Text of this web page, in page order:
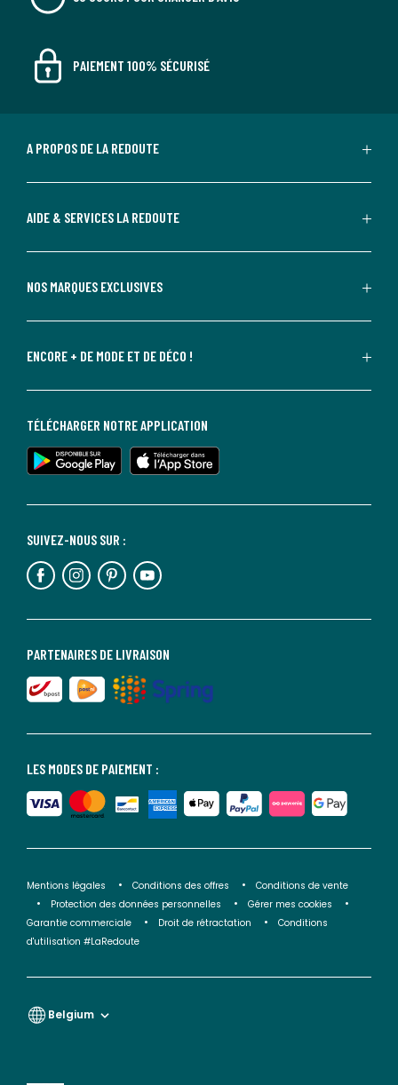
PAIEMENT 100% SÉCURISÉ
A PROPOS DE LA REDOUTE
AIDE & SERVICES LA REDOUTE
NOS MARQUES EXCLUSIVES
ENCORE + DE MODE ET DE DÉCO !
LES MODES DE PAIEMENT :
PARTENAIRES DE LIVRAISON
SUIVEZ-NOUS SUR :
TÉLÉCHARGER NOTRE APPLICATION
Mentions légales Conditions des offres
Conditions de vente
Protection des données personnelles
Gérer mes cookies
Garantie commerciale
Droit de rétractation
Conditions
d'utilisation #LaRedoute
Belgium